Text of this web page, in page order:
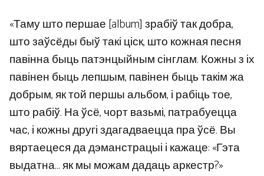
«Таму што першае [album] зрабіў так добра,
што заўсёды быў такі ціск, што кожная песня
павінна быць патэнцыйным сінглам. Кожны з іх
павінен быць лепшым, павінен быць такім жа
добрым, як той першы альбом, і рабіць тое,
што рабіў. На ўсё, чорт вазьмі, патрабуецца
час, і кожны другі здагадваецца пра ўсё. Вы
вяртаецеся да дэманстрацыі і кажаце: «Гэта
выдатна… як мы можам дадаць аркестр?»